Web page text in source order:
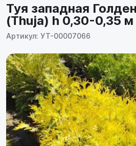
Туя западная
(Thuja) h 0,30-0,35
Артикул: УТ-00007066